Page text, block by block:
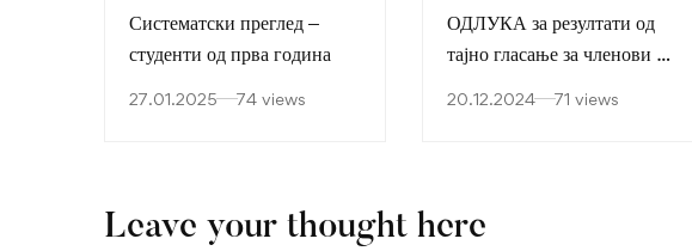
Систематски преглед –
студенти од прва година
27.01.2025 74 views
ОДЛУКА за резултати од
тајно гласање за членови и
20.12.2024 71 views
Leave your thought here